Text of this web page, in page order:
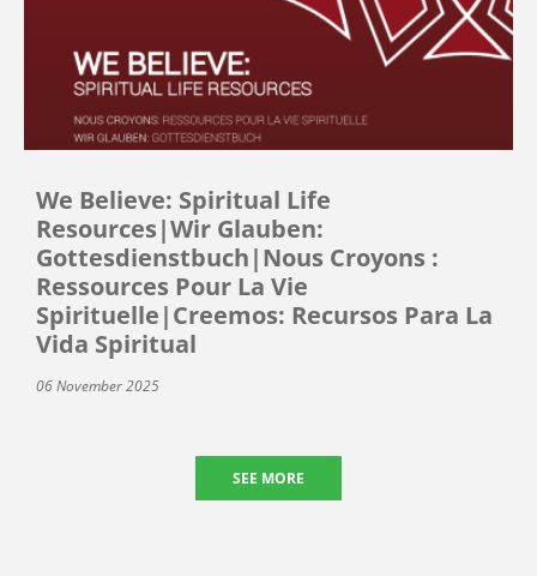
We Believe: Spiritual Life
Resources|Wir Glauben:
Gottesdienstbuch|Nous Croyons :
Ressources Pour La Vie
Spirituelle|Creemos: Recursos Para La
Vida Spiritual
06 November 2025
SEE MORE